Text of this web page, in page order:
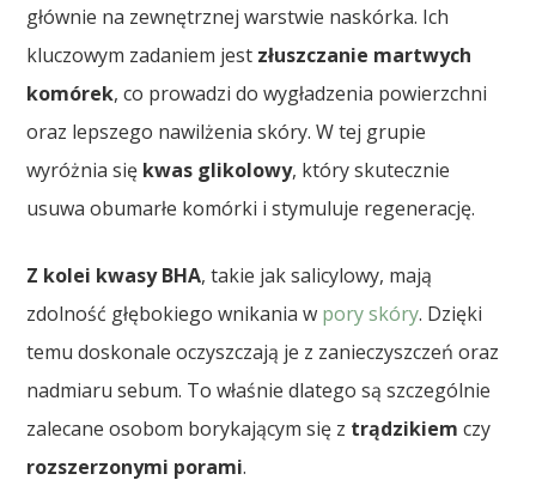
głównie na zewnętrznej warstwie naskórka. Ich
kluczowym zadaniem jest złuszczanie martwych
komórek, co prowadzi do wygładzenia powierzchni
oraz lepszego nawilżenia skóry. W tej grupie
wyróżnia się kwas glikolowy, który skutecznie
usuwa obumarłe komórki i stymuluje regenerację.
Z kolei kwasy BHA, takie jak salicylowy, mają
zdolność głębokiego wnikania w pory skóry. Dzięki
temu doskonale oczyszczają je z zanieczyszczeń oraz
nadmiaru sebum. To właśnie dlatego są szczególnie
zalecane osobom borykającym się z trądzikiem czy
rozszerzonymi porami.